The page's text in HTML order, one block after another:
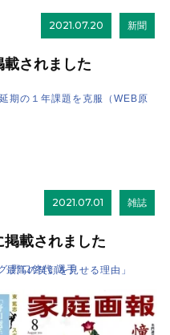
2021.07.20 新聞
載されました
の１年課題を克服（WEB原
2021.07.01 雑誌
載されました
野口啓代 選手
最高の笑顔を見せる理由」